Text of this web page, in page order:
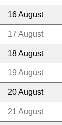
16 August
17 August
18 August
19 August
20 August
21 August